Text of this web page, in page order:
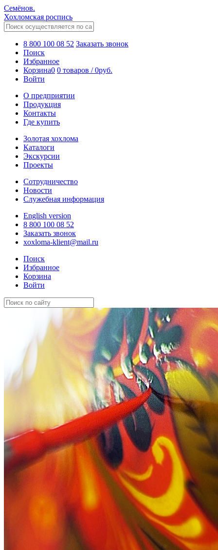
Семёнов.
Хохломская роспись
8 800 100 08 52 Заказать звонок
Поиск
Избранное
Корзина0 0 товаров /0руб.
Войти
О предприятии
Продукция
Контакты
Где купить
Золотая хохлома
Каталоги
Экскурсии
Проекты
Сотрудничество
Новости
Служебная информация
English version
8 800 100 08 52
Заказать звонок
xoxloma-klient@mail.ru
Поиск
Избранное
Корзина
Войти